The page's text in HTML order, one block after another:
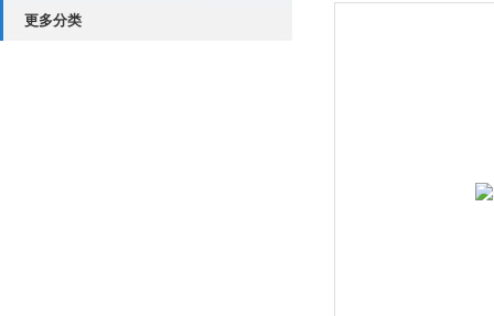
更多分类